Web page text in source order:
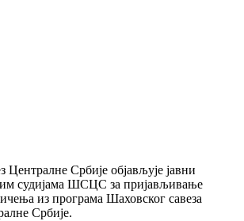
Централне Србије објављује јавни
судијама ШСЦС за пријављивање
из програма Шаховског савеза
Србије.